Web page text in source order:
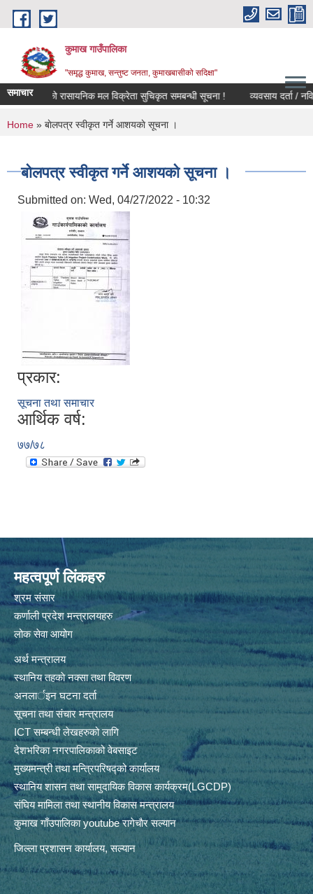
Skip to main content
कुमाख गाउँपालिका
"समृद्ध कुमाख, सन्तुष्ट जनता, कुमाखबासीको सदिक्षा"
समाचार
अनुदानको रासायनिक मल विक्रेता सुचिकृत समबन्धी सूचना !
You are here
Home » बाेलपत्र स्वीकृत गर्ने आशयकाे सूचना ।
बाेलपत्र स्वीकृत गर्ने आशयकाे सूचना ।
Submitted on: Wed, 04/27/2022 - 10:32
प्रकार:
सूचना तथा समाचार
आर्थिक वर्ष:
७७/७८
महत्वपूर्ण लिंकहरु
श्रम संसार
कर्णाली प्रदेश मन्त्रालयहरु
लोक सेवा आयोग
अर्थ मन्त्रालय
स्थानिय तहकाे नक्सा तथा विवरण
अनलार्इन घटना दर्ता
सूचना तथा संचार मन्त्रालय
ICT सम्बन्धी लेखहरुको लागि
देशभरिका नगरपालिकाको वेबसाइट
मुख्यमन्त्री तथा मन्त्रिपरिषद्को कार्यालय
स्थानिय शासन तथा सामुदायिक विकास कार्यक्रम(LGCDP)
संघिय मामिला तथा स्थानीय विकास मन्त्रालय
कुमाख गाँउपालिका youtube रागेचाैर सल्यान
जिल्ला प्रशासन कार्यालय, सल्यान